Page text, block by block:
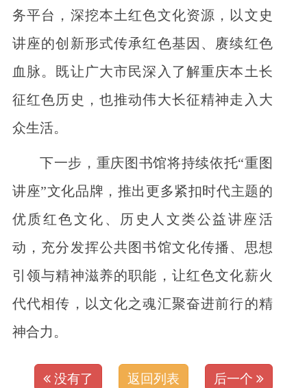
务平台，深挖本土红色文化资源，以文史
讲座的创新形式传承红色基因、赓续红色
血脉。既让广大市民深入了解重庆本土长
征红色历史，也推动伟大长征精神走入大
众生活。
下一步，重庆图书馆将持续依托“重图
讲座”文化品牌，推出更多紧扣时代主题的
优质红色文化、历史人文类公益讲座活
动，充分发挥公共图书馆文化传播、思想
引领与精神滋养的职能，让红色文化薪火
代代相传，以文化之魂汇聚奋进前行的精
神合力。
没有了 返回列表 后一个